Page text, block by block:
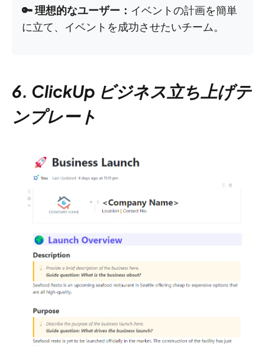
🔑 理想的なユーザー： イベントの計画を簡単
に立て、イベントを成功させたいチーム。
6. ClickUp ビジネス立ち上げテ
ンプレート